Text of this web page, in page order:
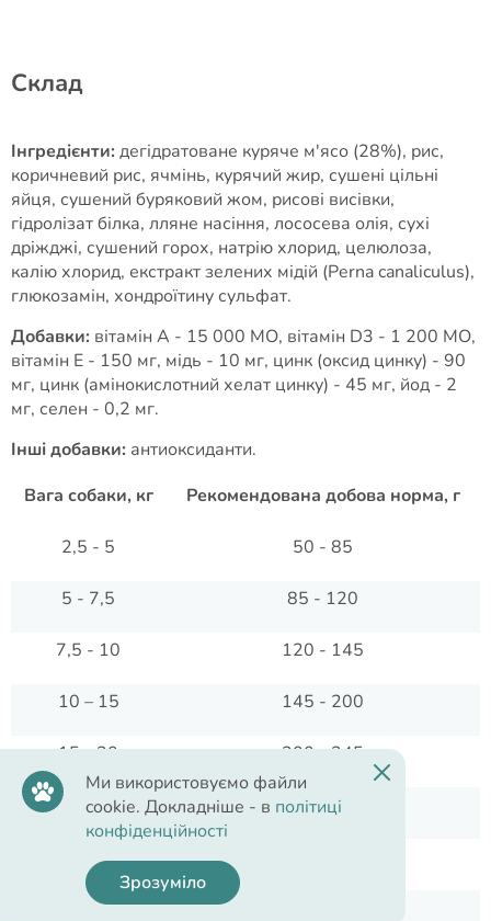
Cклад
Інгредієнти: дегідратоване куряче м'ясо (28%), рис,
коричневий рис, ячмінь, курячий жир, сушені цільні
яйця, сушений буряковий жом, рисові висівки,
гідролізат білка, лляне насіння, лососева олія, сухі
дріжджі, сушений горох, натрію хлорид, целюлоза,
калію хлорид, екстракт зелених мідій (Perna canaliculus),
глюкозамін, хондроїтину сульфат.
Добавки: вітамін А - 15 000 МО, вітамін D3 - 1 200 МО,
вітамін Е - 150 мг, мідь - 10 мг, цинк (оксид цинку) - 90
мг, цинк (амінокислотний хелат цинку) - 45 мг, йод - 2
мг, селен - 0,2 мг.
Інші добавки: антиоксиданти.
Вага собаки, кг
Рекомендована добова норма, г
2,5 - 5 50 - 85
5 - 7,5 85 - 120
7,5 - 10 120 - 145
10 – 15 145 - 200
15 - 20 200 - 245
20 – 30 245 - 335
30 - 40
40 – 50
Ми використовуємо файли
cookie. Докладніше - в політиці
конфіденційності
Зрозуміло